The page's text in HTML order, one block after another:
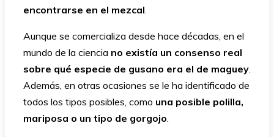
encontrarse en el mezcal
Aunque se comercializa desde hace décadas, en el
mundo de la ciencia no existía un consenso real
sobre qué especie de gusano era el de maguey
Además, en otras ocasiones se le ha identificado de
todos los tipos posibles, como una posible polilla,
mariposa o un tipo de gorgojo